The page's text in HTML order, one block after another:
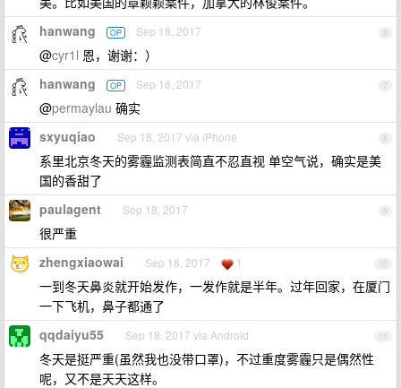
6
hanwang OP Sep 18, 2017
@cyr1l 恩，谢谢：）
7
hanwang OP Sep 18, 2017
@permaylau 确实
8
sxyuqiao Sep 18, 2017 via iPhone
系里北京冬天的雾霾监测表简直不忍直视 单空气说，确实是美
国的香甜了
9
paulagent Sep 18, 2017
很严重
10
zhengxiaowai Sep 18, 2017 1
一到冬天鼻炎就开始发作，一发作就是半年。过年回家，在厦门
一下飞机，鼻子都通了
11
qqdaiyu55 Sep 18, 2017 via Android
冬天是挺严重(虽然我也没带口罩)，不过重度雾霾只是偶然性
呢，又不是天天这样。